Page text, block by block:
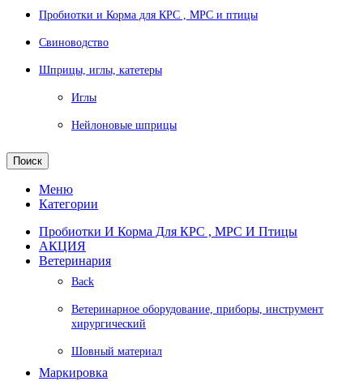
Пробиотки и Корма для КРС , МРС и птицы
Свиноводство
Шприцы, иглы, катетеры
Иглы
Нейлоновые шприцы
Поиск
Меню
Категории
Пробиотки И Корма Для КРС , МРС И Птицы
АКЦИЯ
Ветеринария
Back
Ветеринарное оборудование, приборы, инструмент
хирургический
Шовный материал
Маркировка